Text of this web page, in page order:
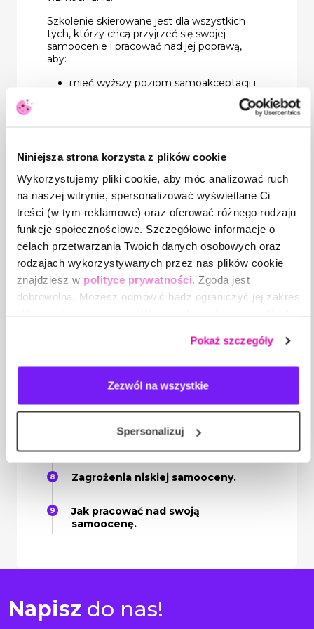
Niniejsza strona korzysta z plików cookie
Wykorzystujemy pliki cookie, aby móc analizować ruch
na naszej witrynie, spersonalizować wyświetlane Ci
treści (w tym reklamowe) oraz oferować różnego rodzaju
funkcje społecznościowe. Szczegółowe informacje o
celach przetwarzania Twoich danych osobowych oraz
rodzajach wykorzystywanych przez nas plików cookie
znajdziesz w polityce prywatności. Zgoda jest
dobrowolna. Możesz odmówić bądź ograniczyć jej zakres
a także na przetwarzanie Twoich danych osobowych.
Pokaż szczegóły
Zezwól na wszystkie
Spersonalizuj
Szkolenie skierowane jest dla wszystkich
tych, którzy chcą przyjrzeć się swojej
samoocenie i pracować nad jej poprawą,
aby:
mieć wyższy poziom samoakceptacji i
życiu osobistym i zawodowym.
Program:
Przybliżenie pojęcia „samooceny”.
Atrybuty samooceny.
Rodzaje samooceny.
Mechanizmy regulowania
Źródła samooceny.
Zagrożenia niskiej samooceny.
Jak pracować nad swoją
samoocenę.
Napisz do nas!